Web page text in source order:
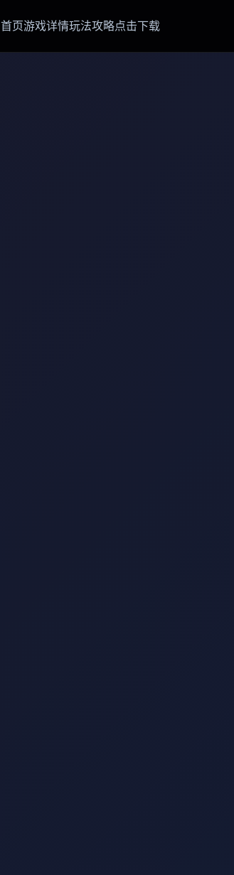
首页游戏详情玩法攻略点击下载